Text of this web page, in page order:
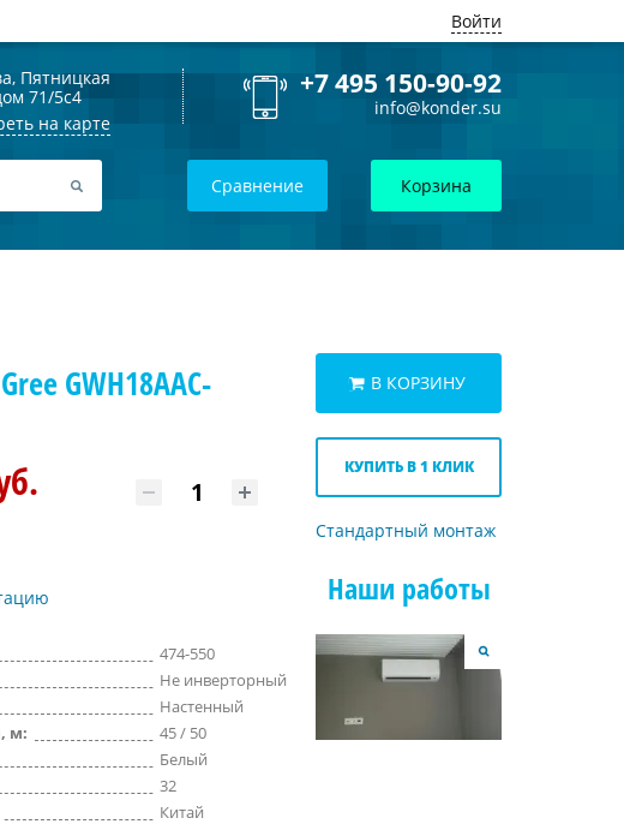
Войти
Пятницкая
71/5с4
на карте
+7 495 150-90-92
info@konder.su
Сравнение Корзина
GWH18AAC-
474-550
Не инверторный
Настенный
м:
45 / 50
Белый
32
Китай
В КОРЗИНУ
КУПИТЬ В 1 КЛИК
Стандартный монтаж
Наши работы